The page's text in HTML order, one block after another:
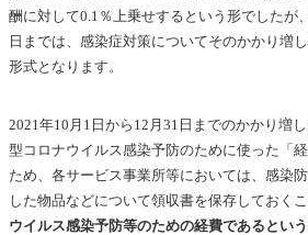
酬に対して0.1％上乗せするという形でしたが
日までは、感染症対策についてそのかかり増
形式となります。
2021年10月1日から12月31日までのかかり増
型コロナウイルス感染予防のために使った「
ため、各サービス事業所等においては、感染
した物品などについて領収書を保存しておくこ
ウイルス感染予防等のための経費であるとい